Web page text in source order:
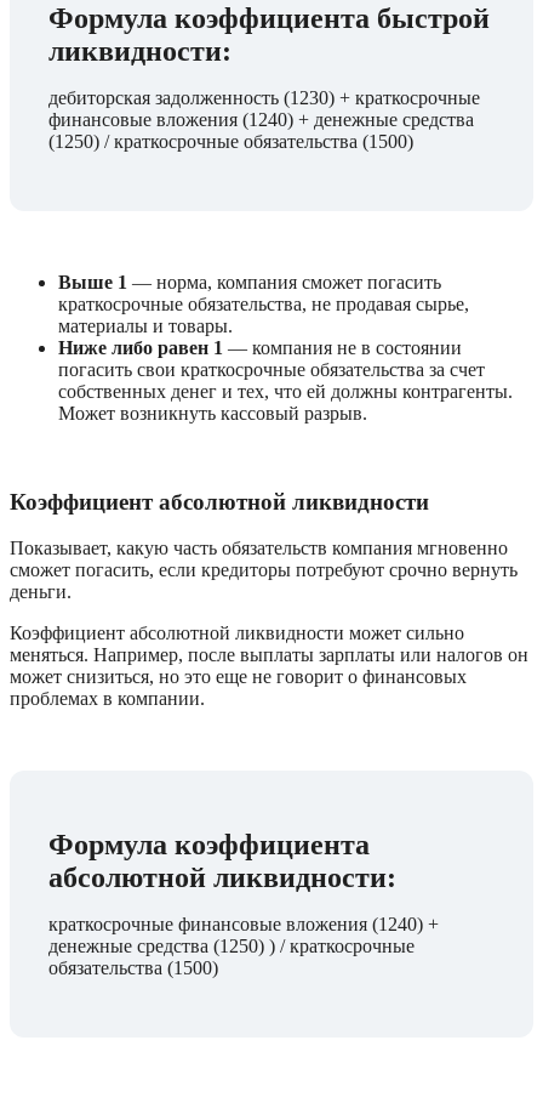
Формула коэффициента быстрой
ликвидности:
дебиторская задолженность (1230) + краткосрочные
финансовые вложения (1240) + денежные средства
(1250) / краткосрочные обязательства (1500)
Выше 1 — норма, компания сможет погасить
краткосрочные обязательства, не продавая сырье,
материалы и товары.
Ниже либо равен 1 — компания не в состоянии
погасить свои краткосрочные обязательства за счет
собственных денег и тех, что ей должны контрагенты.
Может возникнуть кассовый разрыв.
Коэффициент абсолютной ликвидности
Показывает, какую часть обязательств компания мгновенно
сможет погасить, если кредиторы потребуют срочно вернуть
деньги.
Коэффициент абсолютной ликвидности может сильно
меняться. Например, после выплаты зарплаты или налогов он
может снизиться, но это еще не говорит о финансовых
проблемах в компании.
Формула коэффициента
абсолютной ликвидности:
краткосрочные финансовые вложения (1240) +
денежные средства (1250) ) / краткосрочные
обязательства (1500)